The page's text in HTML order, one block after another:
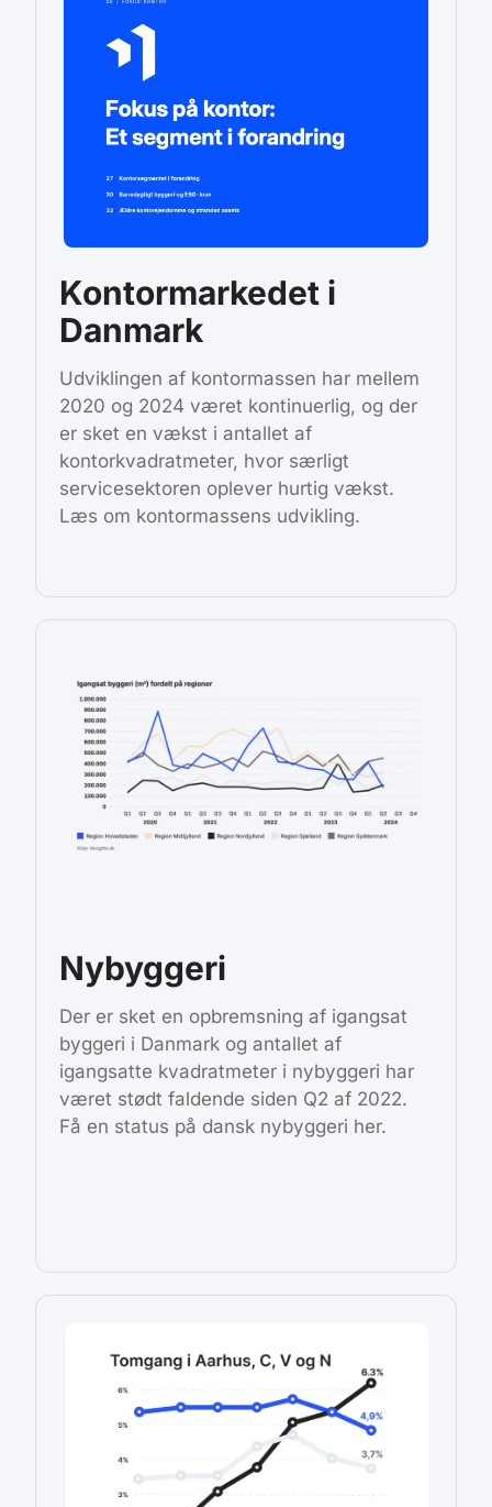
Kontormarkedet i
Danmark
Udviklingen af kontormassen har mellem
2020 og 2024 været kontinuerlig, og der
er sket en vækst i antallet af
kontorkvadratmeter, hvor særligt
servicesektoren oplever hurtig vækst.
Læs om kontormassens udvikling.
Nybyggeri
Der er sket en opbremsning af igangsat
byggeri i Danmark og antallet af
igangsatte kvadratmeter i nybyggeri har
været stødt faldende siden Q2 af 2022.
Få en status på dansk nybyggeri her.